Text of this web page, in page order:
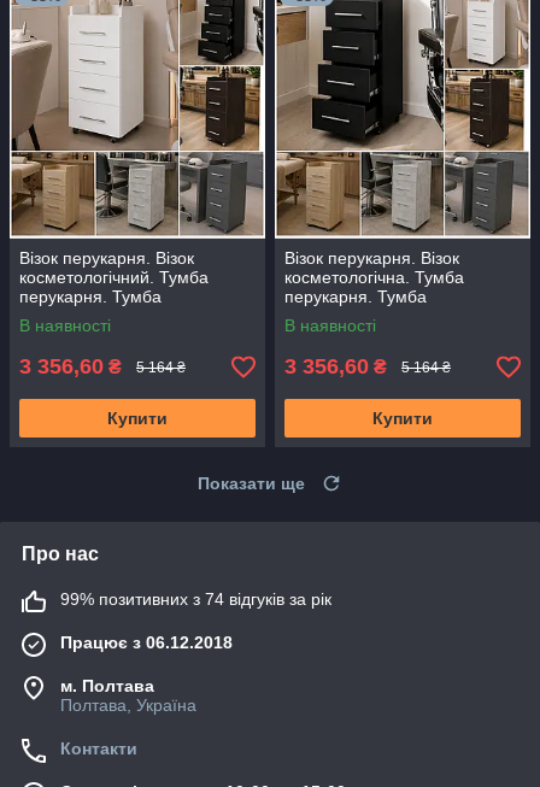
Візок перукарня. Візок
косметологічний. Тумба
перукарня. Тумба
косметологічна. Білий
В наявності
3 356,60 ₴ 5 164 ₴
Купити
Візок перукарня. Візок
косметологічна. Тумба
перукарня. Тумба
косметологічна. Чорний
В наявності
3 356,60 ₴ 5 164 ₴
Купити
Показати ще
Про нас
99% позитивних з 74 відгуків за рік
Працює з 06.12.2018
м. Полтава
Полтава, Україна
Контакти